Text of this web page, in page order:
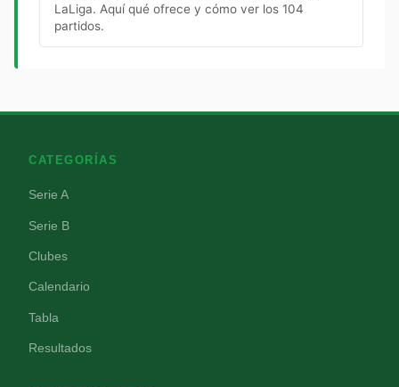
LaLiga. Aquí qué ofrece y cómo ver los 104
partidos.
CATEGORÍAS
Serie A
Serie B
Clubes
Calendario
Tabla
Resultados